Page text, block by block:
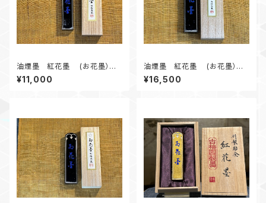
油煙墨 紅花墨 (お花墨）五
ツ星 2.0丁形 漢字、かな作
品にオススメ
¥11,000
油煙墨 紅花墨 (お花墨）五
ツ星 3.0丁形
¥16,500